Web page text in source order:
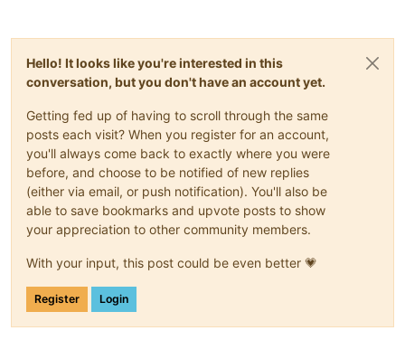
Hello! It looks like you're interested in this
conversation, but you don't have an account yet.
Getting fed up of having to scroll through the same
posts each visit? When you register for an account,
you'll always come back to exactly where you were
before, and choose to be notified of new replies
(either via email, or push notification). You'll also be
able to save bookmarks and upvote posts to show
your appreciation to other community members.
With your input, this post could be even better 💗
Register Login